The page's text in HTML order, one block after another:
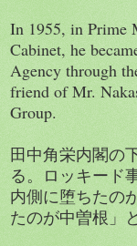
In 1955, in Prime
Cabinet, he
Agency through
friend of Mr.
Group.
田中角栄内閣の
る。ロッキード
内側に堕ちたの
たのが中曽根」